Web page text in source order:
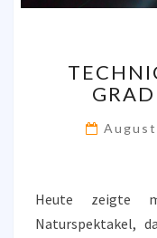
Heute zeigte
Naturspektakel,